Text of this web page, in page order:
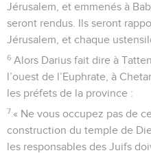
Jérusalem, et emmenés à
seront rendus. Ils seront
Jérusalem, et chaque
6 Alors Darius fait dire à
l’ouest de l’Euphrate, à
les préfets de la province :
7 « Ne vous occupez pas de
construction du temple de
les responsables des Juifs